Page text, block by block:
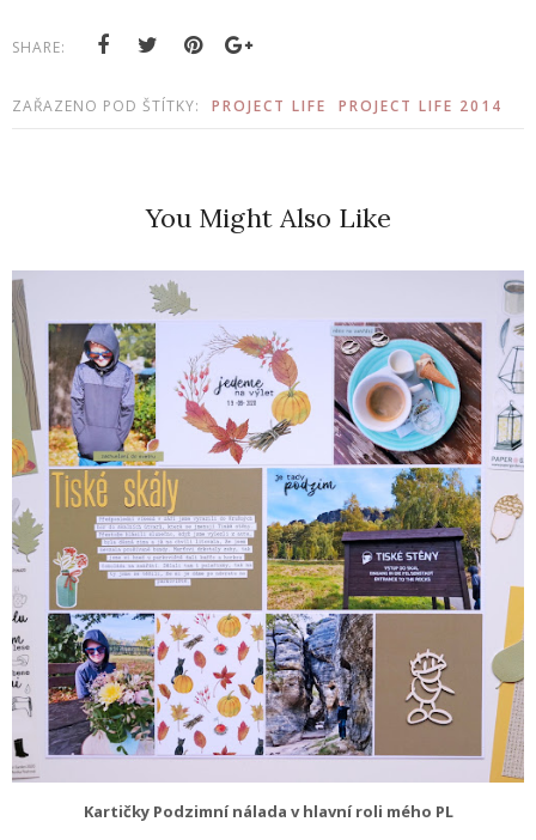
SHARE:
ZAŘAZENO POD ŠTÍTKY: PROJECT LIFE PROJECT LIFE 2014
You Might Also Like
Kartičky Podzimní nálada v hlavní roli mého PL